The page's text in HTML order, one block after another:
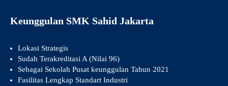
Keunggulan SMK Sahid Jakarta
Lokasi Strategis
Sudah Terakreditasi A (Nilai 96)
Sebagai Sekolah Pusat keunggulan Tahun 2021
Fasilitas Lengkap Standart Industri